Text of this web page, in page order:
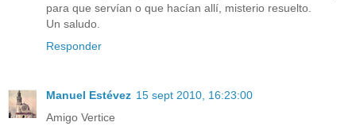
para que servían o que hacían allí, misterio resuelto.
Un saludo.
Responder
Manuel Estévez 15 sept 2010, 16:23:00
Amigo Vertice